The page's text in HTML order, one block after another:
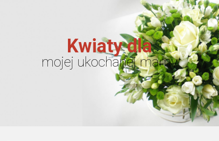
Kwiaty dla
mojej ukochanej mamy